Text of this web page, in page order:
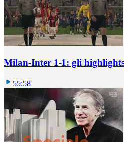
Milan-Inter 1-1: gli
55:58